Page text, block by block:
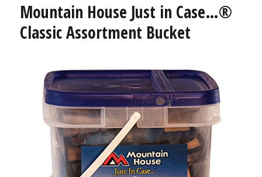
Mountain House Just in Case…®
Classic Assortment Bucket